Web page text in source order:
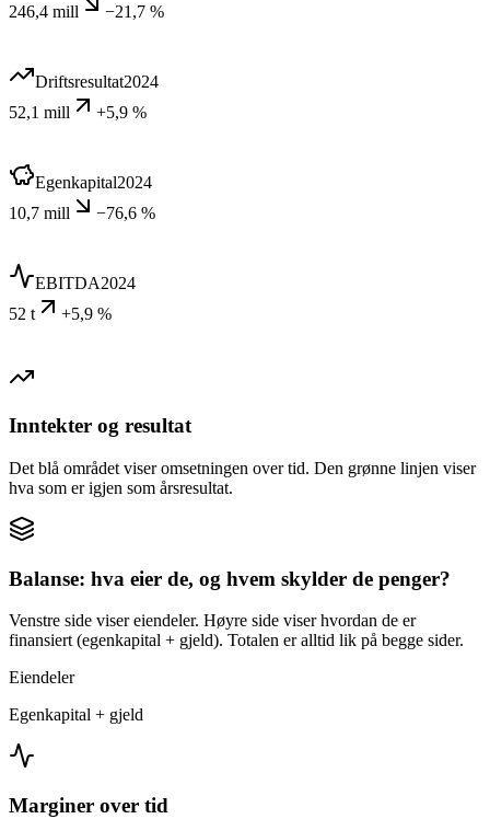
246,4 mill
−21,7 %
Driftsresultat2024
52,1 mill
+5,9 %
Egenkapital2024
10,7 mill
−76,6 %
EBITDA2024
52 t
+5,9 %
Inntekter og resultat
Det blå området viser omsetningen over tid. Den grønne linjen viser
hva som er igjen som årsresultat.
Balanse: hva eier de, og hvem skylder de penger?
Venstre side viser eiendeler. Høyre side viser hvordan de er
finansiert (egenkapital + gjeld). Totalen er alltid lik på begge sider.
Eiendeler
Egenkapital + gjeld
Marginer over tid